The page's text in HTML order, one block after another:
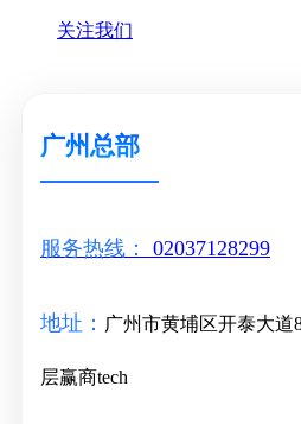
关注我们
广州总部
服务热线： 02037128299
地址： 广州市黄埔区开泰大
层赢商tech